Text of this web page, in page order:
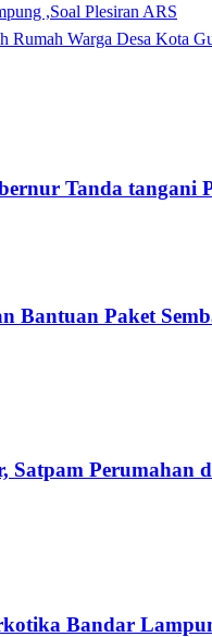
,Soal Plesiran ARS
Rumah Warga Desa Kota
Tanda tangani
Bantuan Paket
Satpam
Bandar